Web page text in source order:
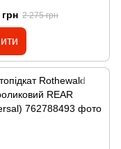
2 275 грн